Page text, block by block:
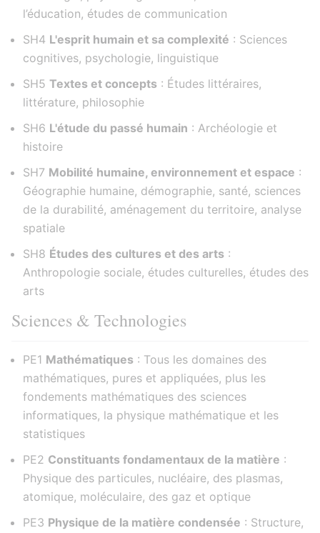
l’éducation, études de communication
SH4 L'esprit humain et sa complexité : Sciences
cognitives, psychologie, linguistique
SH5 Textes et concepts : Études littéraires,
littérature, philosophie
SH6 L'étude du passé humain : Archéologie et
histoire
SH7 Mobilité humaine, environnement et espace :
Géographie humaine, démographie, santé, sciences
de la durabilité, aménagement du territoire, analyse
spatiale
SH8 Études des cultures et des arts :
Anthropologie sociale, études culturelles, études des
arts
Sciences & Technologies
PE1 Mathématiques : Tous les domaines des
mathématiques, pures et appliquées, plus les
fondements mathématiques des sciences
informatiques, la physique mathématique et les
statistiques
PE2 Constituants fondamentaux de la matière :
Physique des particules, nucléaire, des plasmas,
atomique, moléculaire, des gaz et optique
PE3 Physique de la matière condensée : Structure,